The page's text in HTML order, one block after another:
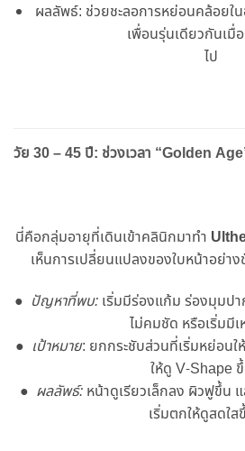
ผลลัพธ์: ช่วยชะลอการหย่อนคล้อยใ
เพื่อนรุ่นเดียวกันเมื่
ไป
วัย 30 – 45 ปี: ช่วงเวลา “Golden
นี่คือกลุ่มอายุที่เดินเข้าคลินิกมาทํา
เห็นการเปลี่ยนแปลงของใบหน้าอย่า
● ปัญหาที่พบ: เริ่มมีร่องแก้ม ร่องมุมป
ไม่คมชัด หรือเริ่มมี
● เป้าหมาย: ยกกระชับส่วนที่เริ่มหย่อนใ
ให้ดู V-Shape
● ผลลัพธ์:หน้าดูเรียวเล็กลง ผิวฟูขึ้น
เริ่มตกให้ดูสดใส